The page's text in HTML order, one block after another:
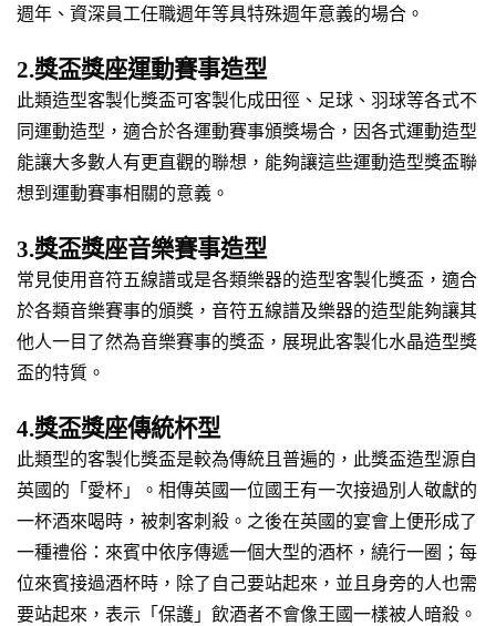
週年、資深員工任職週年等具特殊週年意義的場合。
2.獎盃獎座運動賽事造型
此類造型客製化獎盃可客製化成田徑、足球、羽球等各式不
同運動造型，適合於各運動賽事頒獎場合，因各式運動造型
能讓大多數人有更直觀的聯想，能夠讓這些運動造型獎盃聯
想到運動賽事相關的意義。
3.獎盃獎座音樂賽事造型
常見使用音符五線譜或是各類樂器的造型客製化獎盃，適合
於各類音樂賽事的頒獎，音符五線譜及樂器的造型能夠讓其
他人一目了然為音樂賽事的獎盃，展現此客製化水晶造型獎
盃的特質。
4.獎盃獎座傳統杯型
此類型的客製化獎盃是較為傳統且普遍的，此獎盃造型源自
英國的「愛杯」。相傳英國一位國王有一次接過別人敬獻的
一杯酒來喝時，被刺客刺殺。之後在英國的宴會上便形成了
一種禮俗：來賓中依序傳遞一個大型的酒杯，繞行一圈；每
位來賓接過酒杯時，除了自己要站起來，並且身旁的人也需
要站起來，表示「保護」飲酒者不會像王國一樣被人暗殺。